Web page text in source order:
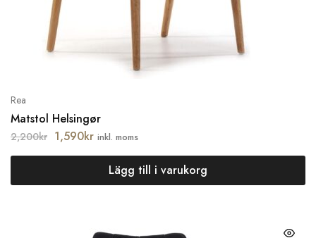
Rea
Matstol Helsingør
2,200kr 1,590kr inkl. moms
Lägg till i varukorg